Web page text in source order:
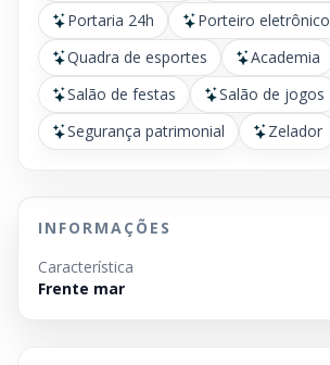
Portaria 24h
Porteiro eletrônico
Quadra de esportes
Academia
Salão de festas
Salão de jogos
Segurança patrimonial
Zelador
INFORMAÇÕES
Característica
Frente mar